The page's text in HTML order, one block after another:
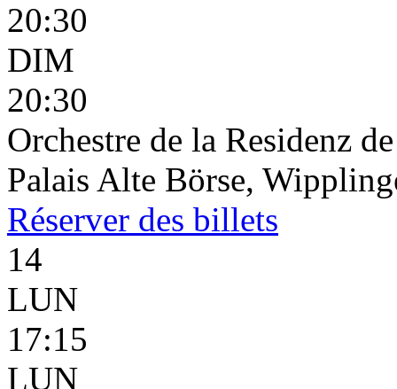
20:30
DIM
20:30
Orchestre de la Residenz
Palais Alte Börse,
Réserver des billets
14
LUN
17:15
LUN